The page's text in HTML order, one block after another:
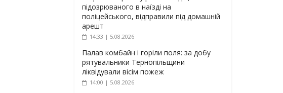
підозрюваного в наїзді на
поліцейського, відправили під домашній
арешт
14:33 | 5.08.2026
Палав комбайн і горіли поля: за добу
рятувальники Тернопільщини
ліквідували вісім пожеж
14:00 | 5.08.2026